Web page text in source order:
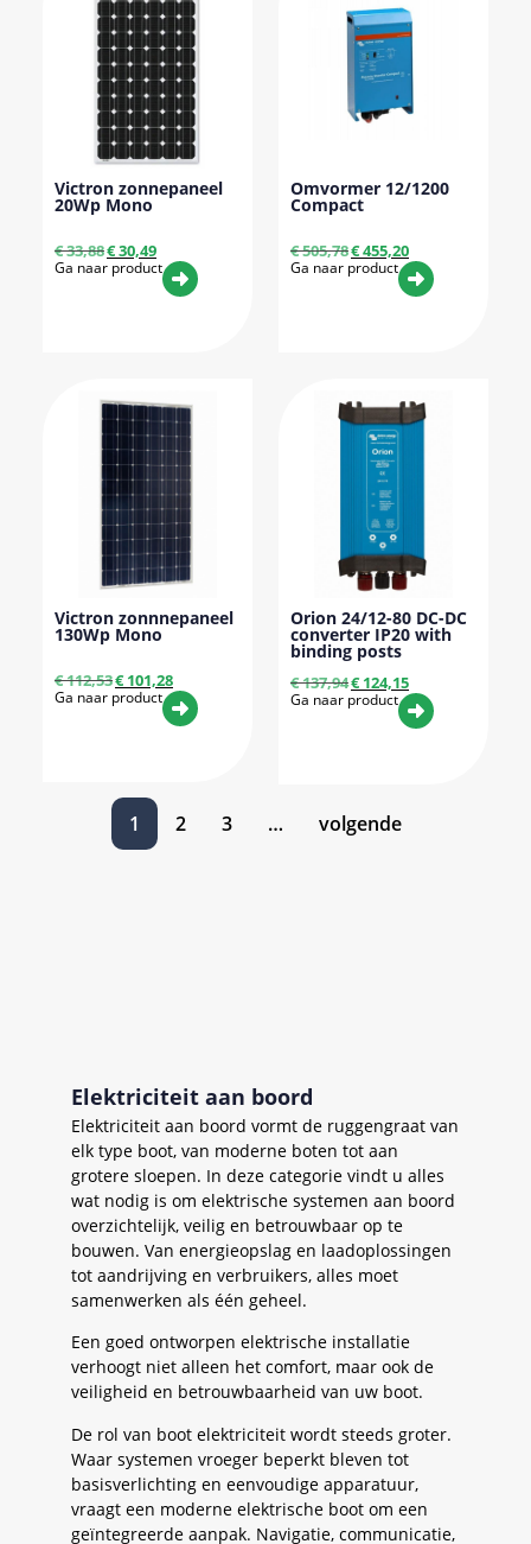
Victron zonnepaneel
20Wp Mono
€33,88€30,49
Ga naar product
Omvormer 12/1200
Compact
€505,78€455,20
Ga naar product
Victron zonnnepaneel
130Wp Mono
€112,53€101,28
Ga naar product
Orion 24/12-80 DC-DC
converter IP20 with
binding posts
€137,94€124,15
Ga naar product
1 2 3 … volgende
Elektriciteit aan boord
Elektriciteit aan boord vormt de ruggengraat van
elk type boot, van moderne boten tot aan
grotere sloepen. In deze categorie vindt u alles
wat nodig is om elektrische systemen aan boord
overzichtelijk, veilig en betrouwbaar op te
bouwen. Van energieopslag en laadoplossingen
tot aandrijving en verbruikers, alles moet
samenwerken als één geheel.
Een goed ontworpen elektrische installatie
verhoogt niet alleen het comfort, maar ook de
veiligheid en betrouwbaarheid van uw boot.
De rol van boot elektriciteit wordt steeds groter.
Waar systemen vroeger beperkt bleven tot
basisverlichting en eenvoudige apparatuur,
vraagt een moderne elektrische boot om een
geïntegreerde aanpak. Navigatie, communicatie,